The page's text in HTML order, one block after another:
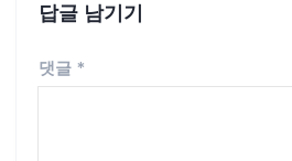
답글 남기기
댓글 *